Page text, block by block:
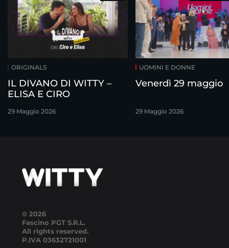
ORIGINALS
IL DIVANO DI WITTY –
ELISA E CIRO
29 Maggio 2026
UOMINI E DONNE
Venerdì 29 maggio
29 Maggio 2026
© 2026
Fascino PGT S.R.L.
All rights reserved.
P.IVA 03632721001